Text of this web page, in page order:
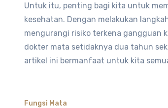
Untuk itu, penting bagi kita untuk
kesehatan. Dengan melakukan
mengurangi risiko terkena gangguan
dokter mata setidaknya dua tahun
artikel ini bermanfaat untuk kita
Fungsi Mata